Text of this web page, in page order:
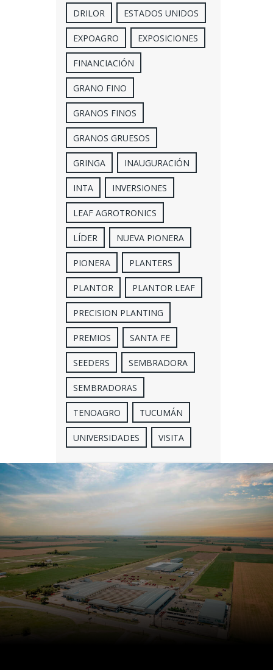
DRILOR ESTADOS UNIDOS
EXPOAGRO EXPOSICIONES
FINANCIACIÓN
GRANO FINO
GRANOS FINOS
GRANOS GRUESOS
GRINGA INAUGURACIÓN
INTA INVERSIONES
LEAF AGROTRONICS
LÍDER NUEVA PIONERA
PIONERA PLANTERS
PLANTOR PLANTOR LEAF
PRECISION PLANTING
PREMIOS SANTA FE
SEEDERS SEMBRADORA
SEMBRADORAS
TENOAGRO TUCUMÁN
UNIVERSIDADES VISITA